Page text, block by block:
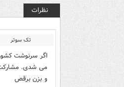
نظرات
تک سوتر
اگر سرنوشت
می شدی. مشارکت
و بزن برقص